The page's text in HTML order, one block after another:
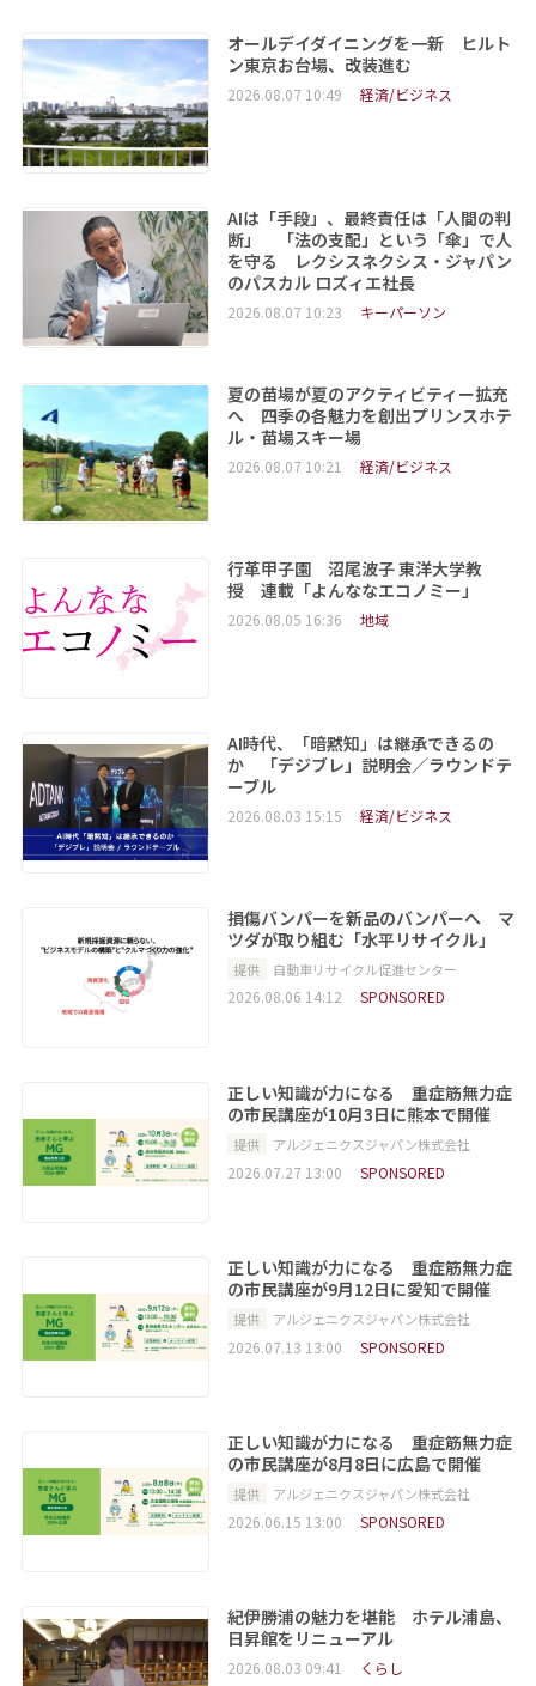
オールデイダイニングを一新 ヒルト
ン東京お台場、改装進む
2026.08.07 10:49 経済/ビジネス
AIは「手段」、最終責任は「人間の判
断」 「法の支配」という「傘」で人
を守る レクシスネクシス・ジャパン
のパスカル ロズィエ社長
2026.08.07 10:23 キーパーソン
夏の苗場が夏のアクティビティー拡充
へ 四季の各魅力を創出プリンスホテ
ル・苗場スキー場
2026.08.07 10:21 経済/ビジネス
行革甲子園 沼尾波子 東洋大学教
授 連載「よんななエコノミー」
2026.08.05 16:36 地域
AI時代、「暗黙知」は継承できるの
か 「デジブレ」説明会／ラウンドテ
ーブル
2026.08.03 15:15 経済/ビジネス
損傷バンパーを新品のバンパーへ マ
ツダが取り組む「水平リサイクル」
提供 自動車リサイクル促進センター
2026.08.06 14:12 SPONSORED
正しい知識が力になる 重症筋無力症
の市民講座が10月3日に熊本で開催
提供 アルジェニクスジャパン株式会社
2026.07.27 13:00 SPONSORED
正しい知識が力になる 重症筋無力症
の市民講座が9月12日に愛知で開催
提供 アルジェニクスジャパン株式会社
2026.07.13 13:00 SPONSORED
正しい知識が力になる 重症筋無力症
の市民講座が8月8日に広島で開催
提供 アルジェニクスジャパン株式会社
2026.06.15 13:00 SPONSORED
紀伊勝浦の魅力を堪能 ホテル浦島、
日昇館をリニューアル
2026.08.03 09:41 くらし